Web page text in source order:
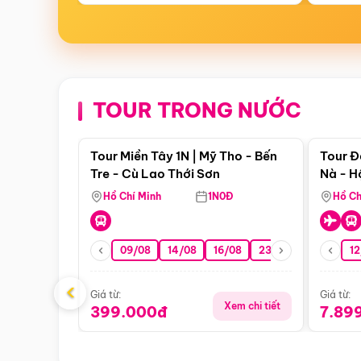
TOUR TRONG NƯỚC
Điểm nổi bật
Tour Miền Tây 1N | Mỹ Tho - Bến
Tre - Cù Lao Thới Sơn
Hồ Chí Minh 1N0Đ
09/08 14/08 16/08 23/08 30/08
Giá từ:
399.000đ Xem chi tiết
Tour
Nà -
Nha
Hồ
Giá từ:
‹